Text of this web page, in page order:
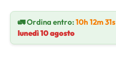
🚛 Ordina entro:10h 12m 31s
lunedì 10 agosto